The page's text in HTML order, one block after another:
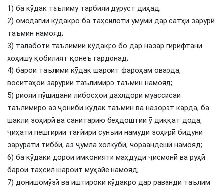
1) ба кӯдак таълиму тарбияи дуруст диҳад;
2) омодагии кӯдакро ба таҳсилоти умумӣ дар сатҳи зарурӣ
таъмин намояд;
3) талаботи таълимии кӯдакро бо дар назар гирифтани
хоҳишу қобилият қонеъ гардонад;
4) барои таълими кӯдак шароит фароҳам оварда,
воситаҳои зарурии таълимиро таъмин намояд;
5) риояи пӯшидани либосҳои дахлдори муассисаи
таълимиро аз ҷониби кӯдак таъмин ва назорат карда, ба
шакли зоҳирӣ ва санитарию беҳдоштии ӯ диққат дода,
ҷиҳати пешгирии тағйири сунъии намуди зоҳирӣ бидуни
зарурати тиббӣ, аз ҷумла холкӯбӣ, чораандешӣ намояд;
6) ба кӯдаки дорои имконияти маҳдуди ҷисмонӣ ва руҳӣ
барои таҳсил шароит муҳайё намояд;
7) донишомӯзӣ ва иштироки кӯдакро дар раванди таълим